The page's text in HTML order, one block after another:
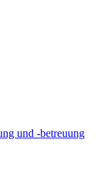
und -betreuung